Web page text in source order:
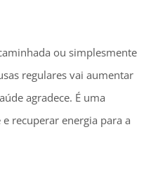
ou simplesmente
regulares vai aumentar
agradece. É uma
recuperar energia para a